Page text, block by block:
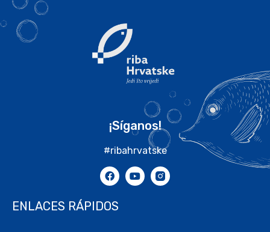
¡Síganos!
#ribahrvatske
ENLACES RÁPIDOS